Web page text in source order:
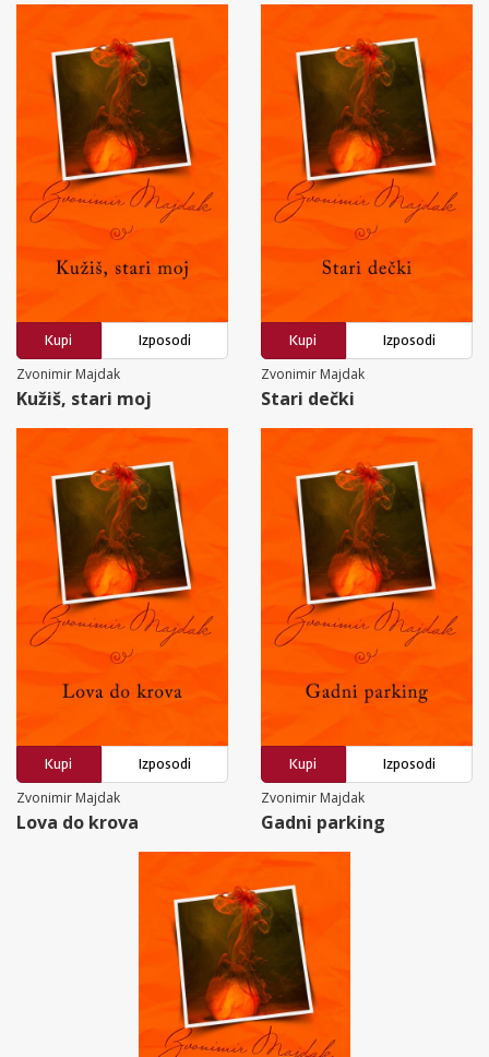
Kupi
Izposodi
Zvonimir Majdak
Kužiš, stari moj
Kupi
Izposodi
Zvonimir Majdak
Stari dečki
Kupi
Izposodi
Zvonimir Majdak
Lova do krova
Kupi
Izposodi
Zvonimir Majdak
Gadni parking